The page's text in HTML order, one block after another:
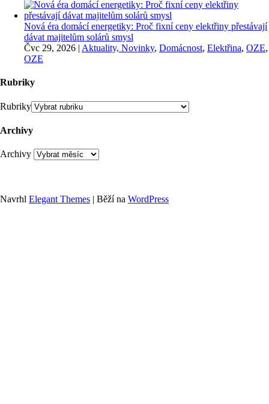
Nová éra domácí energetiky: Proč fixní ceny elektřiny přestávají
dávat majitelům solárů smysl
Čvc 29, 2026 | Aktuality, Novinky, Domácnost, Elektřina, OZE,
OZE
Rubriky
Rubriky
Archivy
Archivy
Navrhl Elegant Themes | Běží na WordPress